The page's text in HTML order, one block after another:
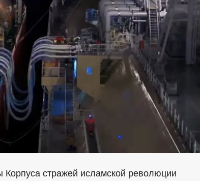
стражей исламской революции